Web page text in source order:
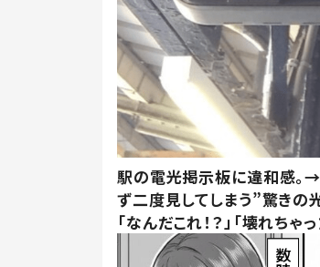
駅の電光掲示板に違和感
ず二度見してしまう”驚き
「なんだこれ！？」「壊れちゃっ